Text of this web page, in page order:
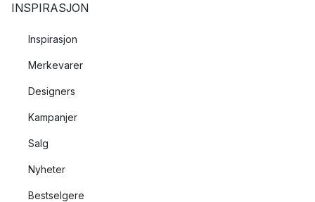
INSPIRASJON
Inspirasjon
Merkevarer
Designers
Kampanjer
Salg
Nyheter
Bestselgere